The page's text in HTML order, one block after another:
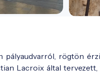
rögtön
Lacroix által